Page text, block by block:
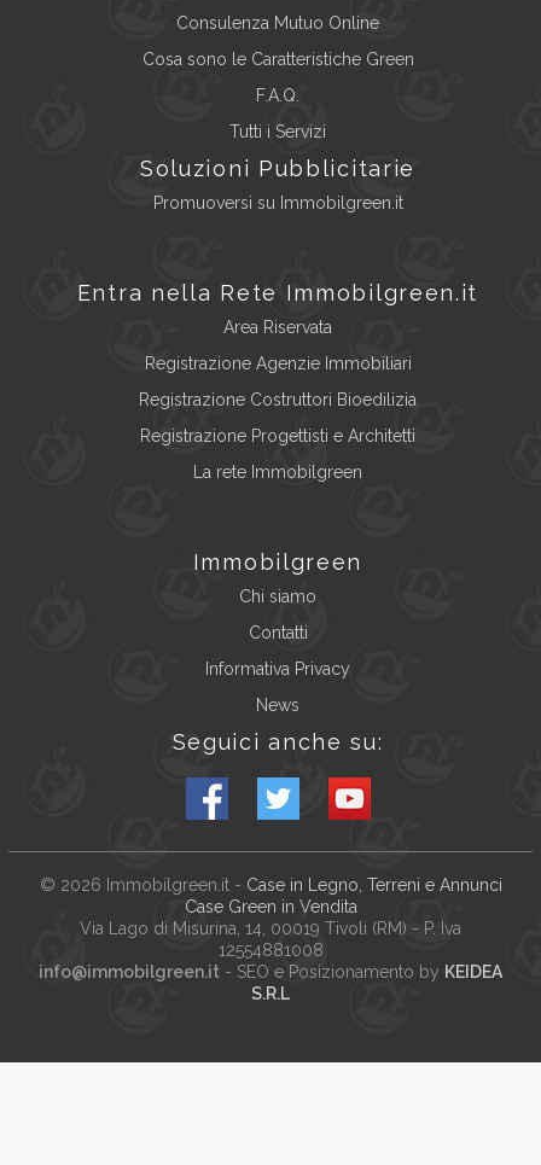
Consulenza Mutuo Online
Cosa sono le Caratteristiche Green
F.A.Q.
Tutti i Servizi
Soluzioni Pubblicitarie
Promuoversi su Immobilgreen.it
Entra nella Rete Immobilgreen.it
Area Riservata
Registrazione Agenzie Immobiliari
Registrazione Costruttori Bioedilizia
Registrazione Progettisti e Architetti
La rete Immobilgreen
Immobilgreen
Chi siamo
Contatti
Informativa Privacy
News
Seguici anche su:
© 2026 Immobilgreen.it- Case in Legno, Terreni e Annunci
Case Green in Vendita
Via Lago di Misurina, 14 , 00019 Tivoli (RM) - P. Iva
12554881008
info@immobilgreen.it - SEO e Posizionamento by KEIDEA
S.R.L